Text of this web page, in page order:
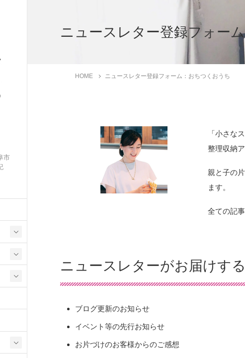
市
ニュースレター登録フォー
HOME ニュースレター登録フォーム：おちつくおうち
「小さな
整理収納
親と子の
ます。
全ての記
ニュースレターがお届けす
ブログ更新のお知らせ
イベント等の先行お知らせ
お片づけのお客様からのご感想